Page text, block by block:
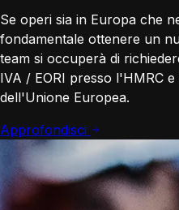
Se operi sia in Europa che
fondamentale ottenere un
team si occuperà di
IVA / EORI presso l'HMRC
dell'Unione Europea.
Approfondisci